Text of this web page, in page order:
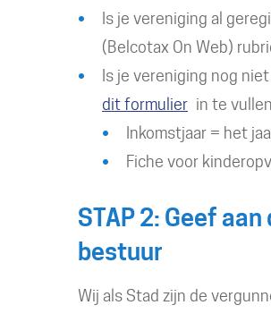
Is je vereniging al
(Belcotax On Web)
Is je vereniging nog
dit formulier in te
Inkomstjaar = het
Fiche voor
STAP 2: Geef
bestuur
Wij als Stad zijn de